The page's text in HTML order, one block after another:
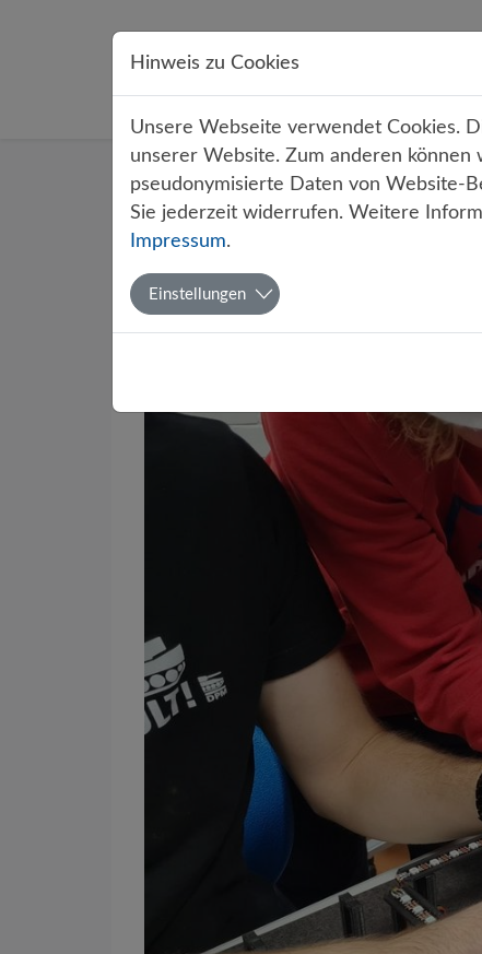
Startseite
Über uns Aktuelles
Hinweis zu Cookies
Unsere Webseite verwendet Cookies.
unserer Website. Zum anderen
pseudonymisierte Daten von Website-
Sie jederzeit widerrufen. Weitere
Impressum.
Einstellungen